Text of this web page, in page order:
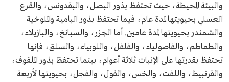
والبيئة المحيطة، حيث تحتفظ بذور البصل، والبقدونس، والقرع
العسلي بحيويتها لمدة عام، فيما تحتفظ بذور البامية والملوخية
والشمندر بحيويتها لمدة عامين. أما الجزر، والسبانخ، والبازيلاء،
والطماطم، والفاصولياء، والفلفل، واللوبياء، والسلق، فإنها
تحتفظ بقدرتها على الإنبات ثلاثة أعوام، بينما تحتفظ بذور الملفوف،
والقرنبيط، واللفت، والخس، والفول، والفجل، بحيويتها لأربعة